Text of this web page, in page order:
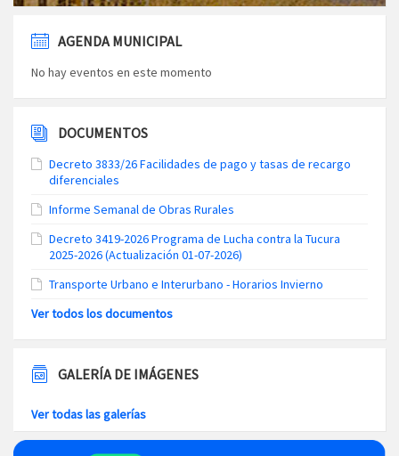
AGENDA MUNICIPAL
No hay eventos en este momento
DOCUMENTOS
Decreto 3833/26 Facilidades de pago y tasas de recargo
diferenciales
Informe Semanal de Obras Rurales
Decreto 3419-2026 Programa de Lucha contra la Tucura
2025-2026 (Actualización 01-07-2026)
Transporte Urbano e Interurbano - Horarios Invierno
Ver todos los documentos
GALERÍA DE IMÁGENES
Ver todas las galerías